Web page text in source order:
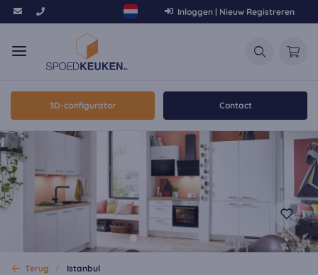
Inloggen | Nieuw Registreren
3D-configurator Contact
Terug Istanbul